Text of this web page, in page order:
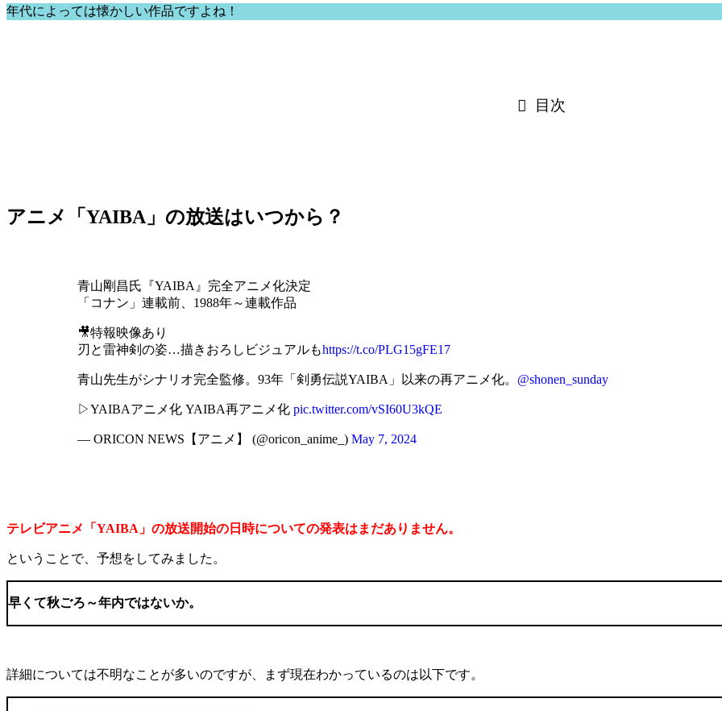
年代によっては懐かしい作品ですよね！
目次
アニメ「YAIBA」の放送はいつから？
青山剛昌氏『YAIBA』完全アニメ化決定
「コナン」連載前、1988年～連載作品
🎥特報映像あり
刃と雷神剣の姿…描きおろしビジュアルもhttps://t.co/PLG15gFE17
青山先生がシナリオ完全監修。93年「剣勇伝説YAIBA」以来の再アニメ化。 @shonen_sunday
▷YAIBAアニメ化 YAIBA再アニメ化 pic.twitter.com/vSI60U3kQE
— ORICON NEWS【アニメ】 (@oricon_anime_) May 7, 2024
テレビアニメ「YAIBA」の放送開始の日時についての発表はまだありません。
ということで、予想をしてみました。
早くて秋ごろ～年内ではないか。
詳細については不明なことが多いのですが、まず現在わかっているのは以下です。